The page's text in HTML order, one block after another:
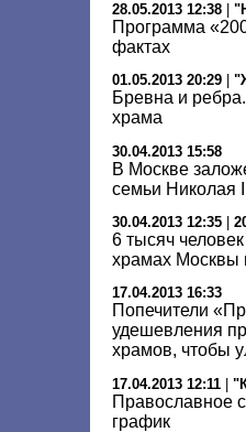
28.05.2013 12:38
Программа
фактах
01.05.2013 20:29
Бревна и
храма
30.04.2013 15:58
В Москве
семьи Николая
30.04.2013 12:35
6 тысяч
храмах Москвы
17.04.2013 16:33
Попечители
удешевления
храмов, чтобы
17.04.2013 12:11 |
Православное
график